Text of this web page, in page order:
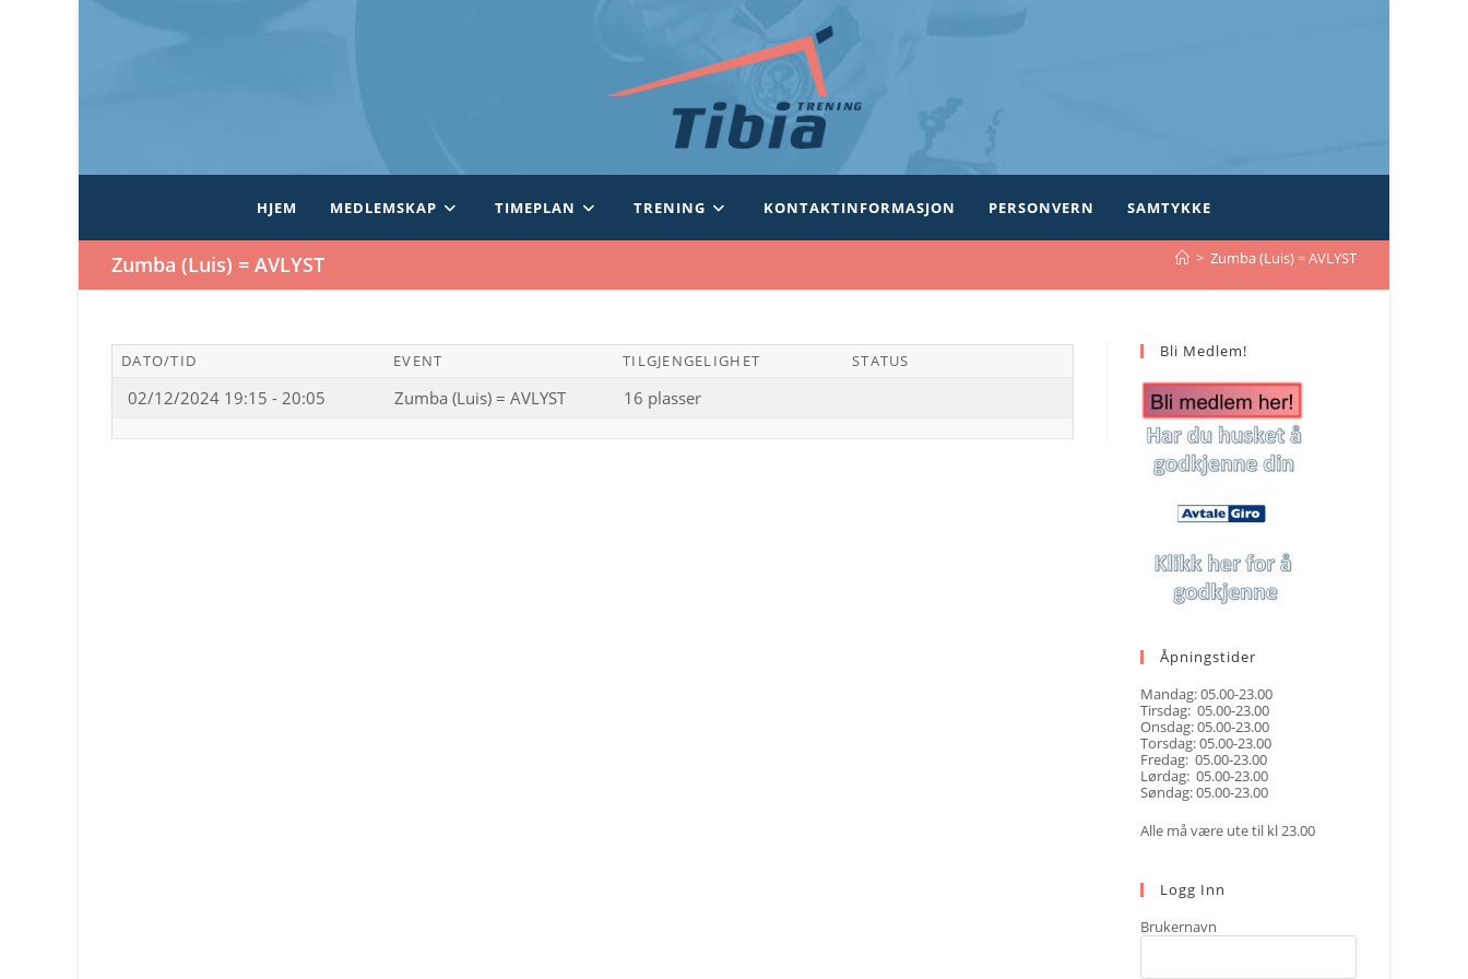
HJEM MEDLEMSKAP TIMEPLAN TRENING KONTAKTINFORMASJON PERSONVERN SAMTYKKE
Zumba (Luis) = AVLYST > Zumba (Luis) = AVLYST
DATO/TID EVENT TILGJENGELIGHET STATUS
02/12/2024 19:15 - 20:05 Zumba (Luis) = AVLYST 16 plasser
Bli Medlem!
Åpningstider
Mandag: 05.00-23.00
Tirsdag: 05.00-23.00
Onsdag: 05.00-23.00
Torsdag: 05.00-23.00
Fredag: 05.00-23.00
Lørdag: 05.00-23.00
Søndag: 05.00-23.00
Alle må være ute til kl 23.00
Logg Inn
Brukernavn